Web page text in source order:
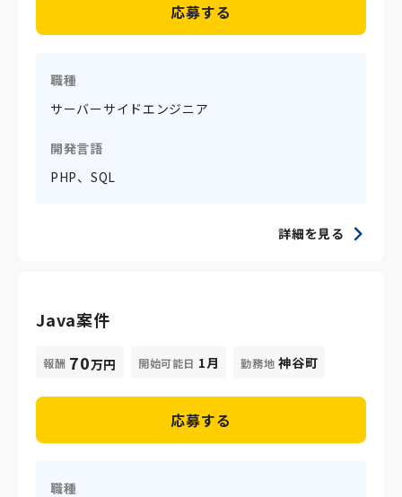
応募する
職種
サーバーサイドエンジニア
開発言語
PHP、SQL
詳細を見る
Java案件
報酬 70万円 開始可能日 1月 勤務地 神谷町
応募する
職種